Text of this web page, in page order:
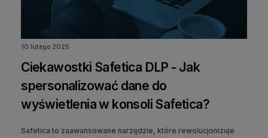
10 lutego 2025
Ciekawostki Safetica DLP - Jak
spersonalizować dane do
wyświetlenia w konsoli Safetica?
Safetica to zaawansowane narzędzie, które rewolucjonizuje